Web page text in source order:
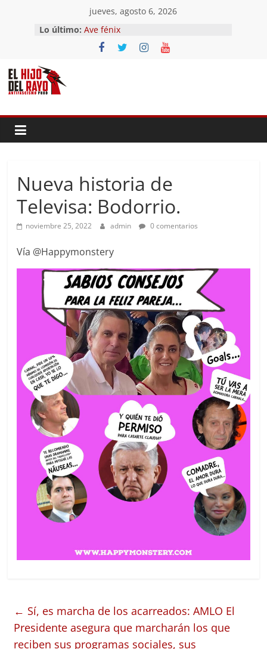
contenido
jueves, agosto 6, 2026
Lo último: Ave fénix
¿Dios no existe?
First Time
Nueva historia de
Televisa: Bodorrio.
noviembre 25, 2022 admin 0 comentarios
Vía @Happymonstery
← Sí, es marcha de los acarreados: AMLO El
Presidente asegura que marcharán los que
reciben sus programas sociales, sus